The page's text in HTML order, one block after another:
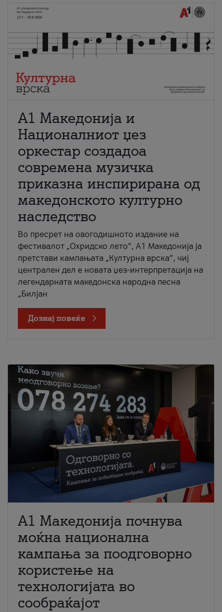
А1 Македонија и
Националниот џез
оркестар создадоа
современа музичка
приказна инспирирана од
македонското културно
наследство
Во пресрет на овогодишното издание на
фестивалот „Охридско лето“, А1 Македонија ја
претстави кампањата „Културна врска“, чиј
централен дел е новата џез-интерпретација на
легендарната македонска народна песна
„Билјан
Дознај повеќе
A1 Македонија почнува
моќна национална
кампања за поодговорно
користење на
технологијата во
сообраќајот